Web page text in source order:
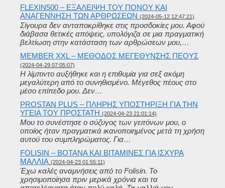
FLEXIN500 – ΕΞΆΛΕΙΨΗ ΤΟΥ ΠΌΝΟΥ ΚΑΙ
ΑΝΑΓΈΝΝΗΣΗ ΤΩΝ ΑΡΘΡΏΣΕΩΝ (2024-05-12 12:47:21)
Σίγουρα δεν ανταποκρίθηκε στις προσδοκίες μου. Αφού
διάβασα θετικές απόψεις, υπολόγιζα σε μια πραγματική
βελτίωση στην κατάσταση των αρθρώσεων μου,…
MEMBER XXL – ΜΈΘΟΔΟΣ ΜΕΓΈΘΥΝΣΗΣ ΠΈΟΥΣ
(2024-04-29 07:05:07)
Η λίμπιντο αυξήθηκε και η επιθυμία για σεξ ακόμη
μεγαλύτερη από το συνηθισμένο. Μέγεθος πέους στο
μέσο επίπεδο μου. Δεν…
PROSTAN PLUS – ΠΛΉΡΗΣ ΥΠΟΣΤΉΡΙΞΗ ΓΙΑ ΤΗΝ
ΥΓΕΊΑ ΤΟΥ ΠΡΟΣΤΆΤΗ (2024-04-23 21:01:14)
Μου το συνέστησε ο σύζυγος των γειτόνων μου, ο
οποίος ήταν πραγματικά ικανοποιημένος μετά τη χρήση
αυτού του συμπληρώματος. Για…
FOLISIN – ΒΌΤΑΝΑ ΚΑΙ ΒΙΤΑΜΊΝΕΣ ΓΙΑ ΙΣΧΥΡΆ
ΜΑΛΛΙΆ (2024-04-23 01:55:11)
Έχω καλές αναμνήσεις από το Folisin. Το
χρησιμοποίησα πριν μερικά χρόνια και τα